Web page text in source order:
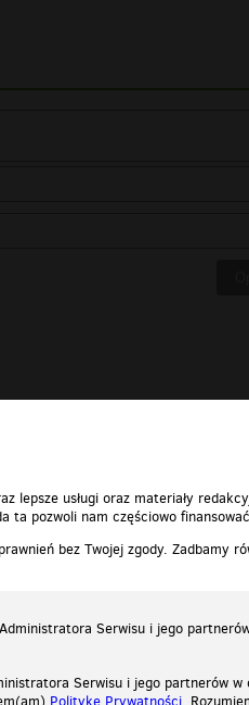
usługi oraz materiały
pozwoli nam częściowo
bez Twojej zgody. Zadbamy
Serwisu i jego
Serwisu i jego partnerów